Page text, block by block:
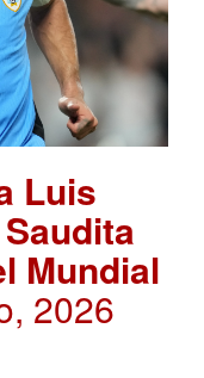
Luis
Mundial
2026